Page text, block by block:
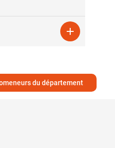

du département